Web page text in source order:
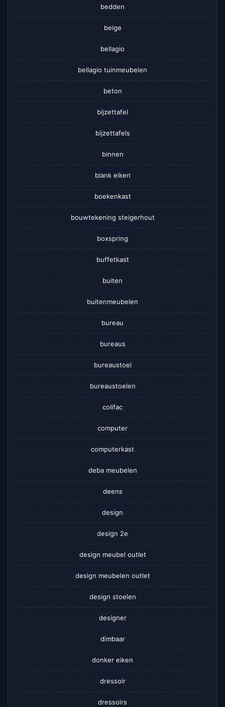
bedden
beige
bellagio
bellagio tuinmeubelen
beton
bijzettafel
bijzettafels
binnen
blank eiken
boekenkast
bouwtekening steigerhout
boxspring
buffetkast
buiten
buitenmeubelen
bureau
bureaus
bureaustoel
bureaustoelen
colifac
computer
computerkast
deba meubelen
deens
design
design 2e
design meubel outlet
design meubelen outlet
design stoelen
designer
dimbaar
donker eiken
dressoir
dressoirs